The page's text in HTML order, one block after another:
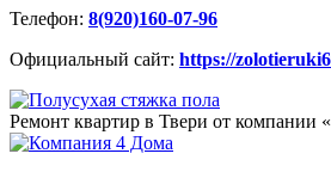
Телефон: 8(920)160-07-96
Официальный сайт: https://
Ремонт квартир в Твери от компании